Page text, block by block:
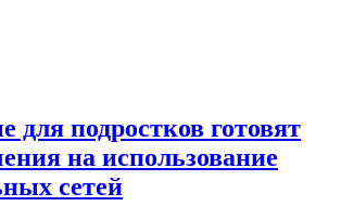
для подростков готовят
на использование
сетей